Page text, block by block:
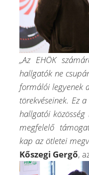
„Az EHÖK
hallgatók ne
formálói legyenek
törekvéseinek. Ez
hallgatói közösség
megfelelő
kap az ötletei
Kőszegi Gergő,